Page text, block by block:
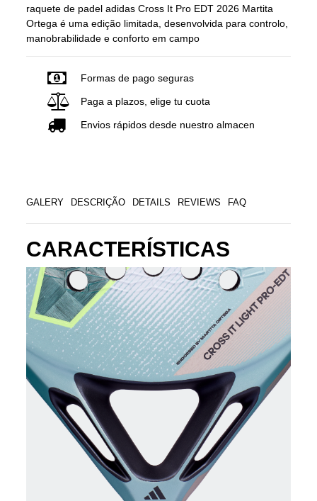
raquete de padel adidas Cross It Pro EDT 2026 Martita
Ortega é uma edição limitada, desenvolvida para controlo,
manobrabilidade e conforto em campo
Formas de pago seguras
Paga a plazos, elige tu cuota
Envios rápidos desde nuestro almacen
GALERY DESCRIÇÃO DETAILS REVIEWS FAQ
CARACTERÍSTICAS